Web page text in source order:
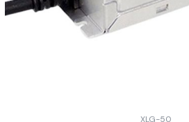
XLG-50